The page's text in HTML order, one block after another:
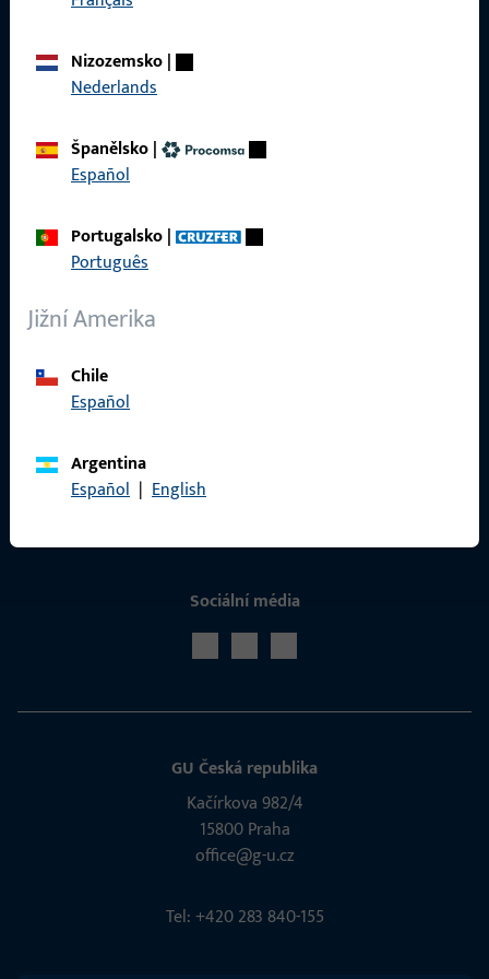
Nizozemsko|
Nederlands
Španělsko|
Español
Portugalsko|
Português
Jižní Amerika
Chile
Español
Argentina
Español | English
Sociální média
GU Česká republika
Kačírkova 982/4
15800 Praha
office@g-u.cz
Tel: +420 283 840-155